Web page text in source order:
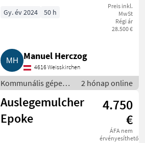
Böschungsmäher
Preis inkl.
MwSt
Régi ár
28.500 €
Gy. év 2024 50 h
Manuel Herczog
4616 Weisskirchen
Kommunális gépek /
Rézsűkasza
2 hónap online
Auslegemulcher
Epoke
4.750
€
ÁFA nem
érvényesíthető